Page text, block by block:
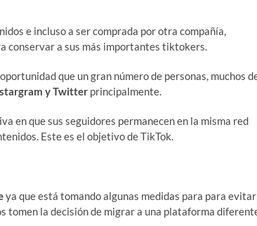
e incluso a ser comprada por otra compañía,
conservar a sus más importantes tiktokers.
que un gran número de personas, muchos
y Twitter principalmente.
en que sus seguidores permanecen en la misma red
Este es el objetivo de TikTok.
ya que está tomando algunas medidas para para evitar
tomen la decisión de migrar a una plataforma